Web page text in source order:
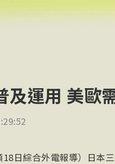
及運用 美歐
18日綜合外電報導）日本